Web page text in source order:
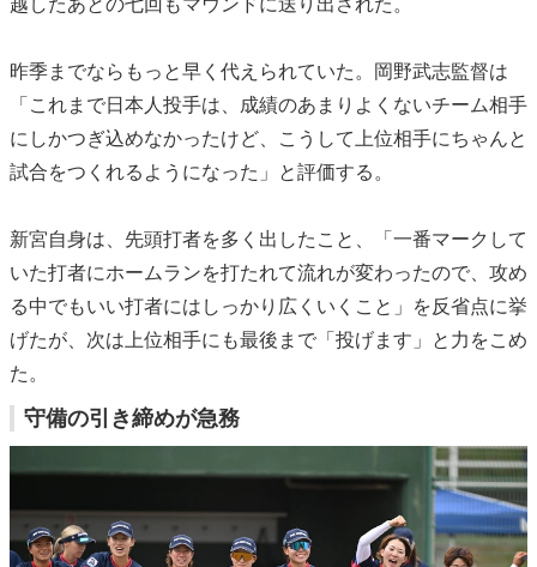
越したあとの七回もマウンドに送り出された。
昨季までならもっと早く代えられていた。岡野武志監督は
「これまで日本人投手は、成績のあまりよくないチーム相手
にしかつぎ込めなかったけど、こうして上位相手にちゃんと
試合をつくれるようになった」と評価する。
新宮自身は、先頭打者を多く出したこと、「一番マークして
いた打者にホームランを打たれて流れが変わったので、攻め
る中でもいい打者にはしっかり広くいくこと」を反省点に挙
げたが、次は上位相手にも最後まで「投げます」と力をこめ
た。
守備の引き締めが急務